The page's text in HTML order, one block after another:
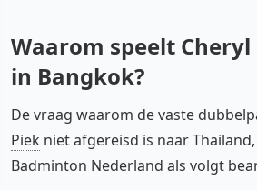
Waarom speelt
in Bangkok?
De vraag waarom de vaste
Piek niet afgereisd is naar
Badminton Nederland als volgt